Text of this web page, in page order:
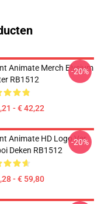
Animate Merch Elysium
RB1512
- € 42,22
-20%
Animate HD Logo Ver.
Deken RB1512
- € 59,80
-20%